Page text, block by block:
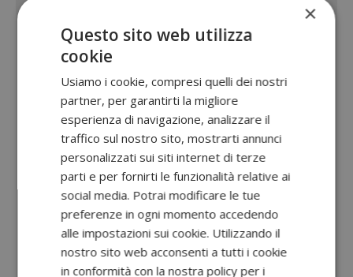
×
Questo sito web utilizza
cookie
Usiamo i cookie, compresi quelli dei nostri
partner, per garantirti la migliore
esperienza di navigazione, analizzare il
traffico sul nostro sito, mostrarti annunci
personalizzati sui siti internet di terze
parti e per fornirti le funzionalità relative ai
social media. Potrai modificare le tue
preferenze in ogni momento accedendo
alle impostazioni sui cookie. Utilizzando il
nostro sito web acconsenti a tutti i cookie
in conformità con la nostra policy per i